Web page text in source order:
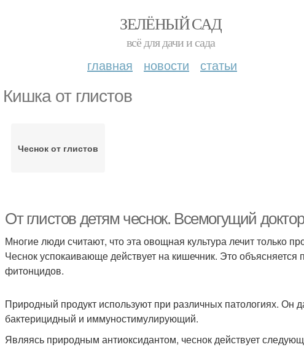
ЗЕЛЁНЫЙ САД
всё для дачи и сада
главная новости статьи
Кишка от глистов
Чеснок от глистов
От глистов детям чеснок. Всемогущий
Многие люди считают, что эта овощная культура лечит только
Чеснок успокаивающе действует на кишечник. Это объясняется
фитонцидов.
Природный продукт используют при различных патологиях. Он
бактерицидный и иммуностимулирующий.
Являясь природным антиоксидантом, чеснок действует